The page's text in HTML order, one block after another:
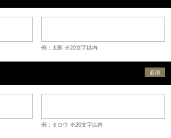
例：太郎 ※20文字以内
必須
例：タロウ ※20文字以内